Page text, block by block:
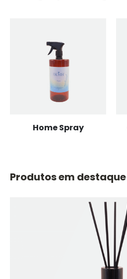
Home Spray
Produtos em destaque